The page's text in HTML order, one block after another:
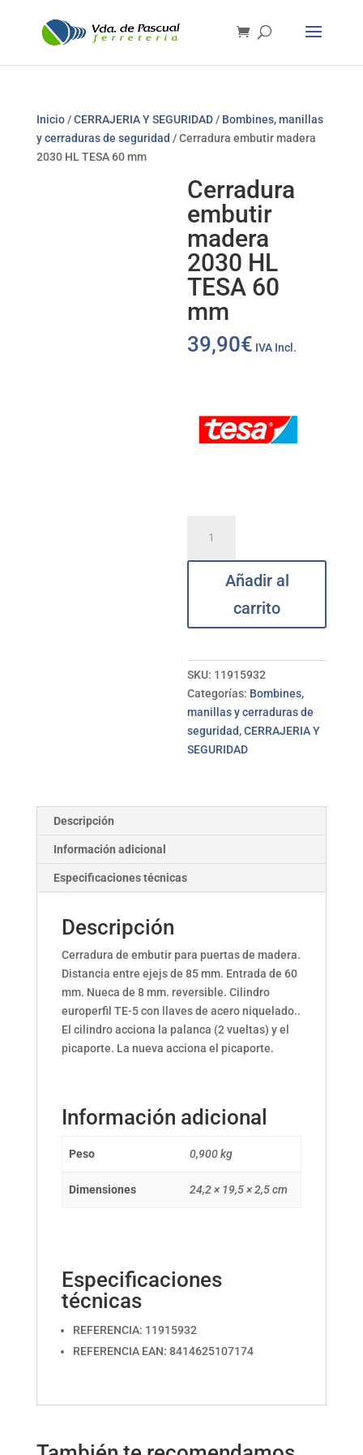
Inicio/CERRAJERIA Y SEGURIDAD/ Bombines, manillas
y cerraduras de seguridad / Cerradura embutir madera
2030 HL TESA 60 mm
Cerradura
embutir
madera
2030 HL
TESA 60
mm
39,90€ IVA Incl.
embutir
madera
cantidad
Añadir al
carrito
SKU: 11915932
Categorías: Bombines,
manillas y cerraduras de
seguridad,CERRAJERIA Y
SEGURIDAD
Descripción
Información adicional
Especificaciones técnicas
Descripción
Cerradura de embutir para puertas de madera.
Distancia entre ejejs de 85 mm. Entrada de 60
mm. Nueca de 8 mm. reversible. Cilindro
europerfil TE-5 con llaves de acero niquelado..
El cilindro acciona la palanca (2 vueltas) y el
picaporte. La nueva acciona el picaporte.
Información adicional
Peso 0,900 kg
Dimensiones 24,2 × 19,5 × 2,5 cm
Especificaciones
técnicas
REFERENCIA: 11915932
REFERENCIA EAN: 8414625107174